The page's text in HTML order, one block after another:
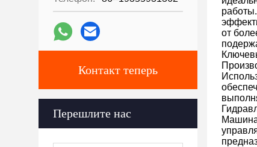
Контакт теперь
Перешлите нас
от
Машина